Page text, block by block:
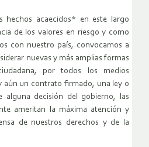
hechos acaecidos* en este largo
de los valores en riesgo y como
con nuestro país, convocamos a
nuevas y más amplias formas
por todos los medios
aún un contrato firmado, una ley o
alguna decisión del gobierno, las
ameritan la máxima atención y
de nuestros derechos y de la